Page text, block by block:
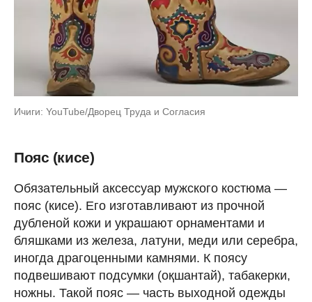
Ичиги: YouTube/Дворец Труда и Согласия
Пояс (кисе)
Обязательный аксессуар мужского костюма —
пояс (кисе). Его изготавливают из прочной
дубленой кожи и украшают орнаментами и
бляшками из железа, латуни, меди или серебра,
иногда драгоценными камнями. К поясу
подвешивают подсумки (оқшантай), табакерки,
ножны. Такой пояс — часть выходной одежды